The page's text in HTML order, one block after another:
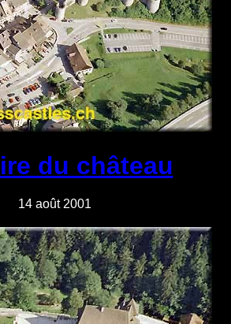
du château
14 août 2001